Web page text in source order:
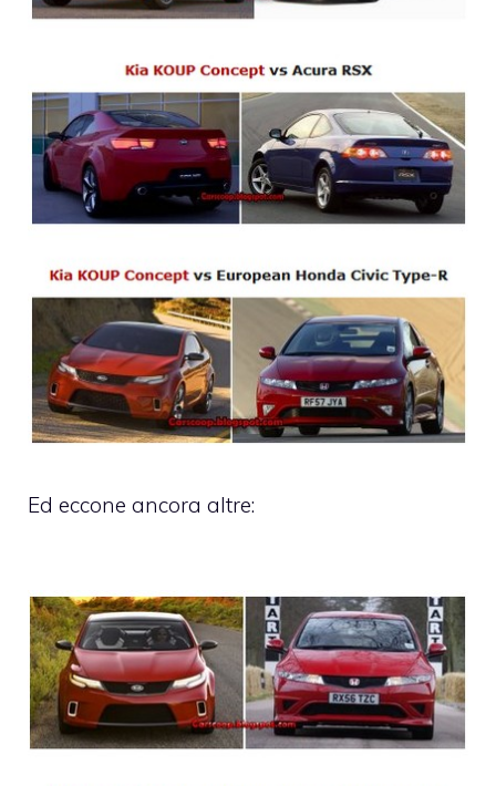
Ed eccone ancora altre: